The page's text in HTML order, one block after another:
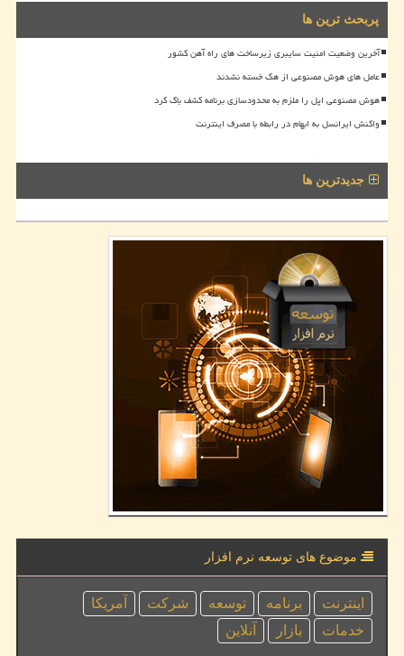
پربحث ترین ها
آخرین وضعیت امنیت سایبری زیرساخت های راه آهن کشور
عامل های هوش مصنوعی از هک خسته نشدند
هوش مصنوعی اپل را ملزم به محدودسازی برنامه کشف باگ کرد
واکنش ایرانسل به ابهام در رابطه با مصرف اینترنت
جدیدترین ها
موضوع های توسعه نرم افزار
اینترنت برنامه توسعه شركت
آمریكا
خدمات
بازار آنلاین